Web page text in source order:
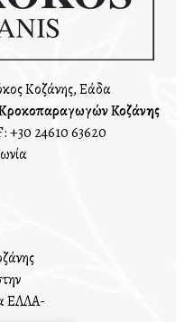
Κοζάνης, Ελλάδα
Κροκοπαραγωγών Κοζάνης
+30 24610 63620
ΕΛΛΑ-